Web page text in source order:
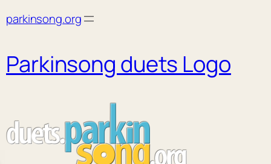
toparkinsong.org
Parkinsong duets Logo